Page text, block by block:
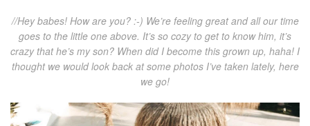
//Hey babes! How are you? :-) We’re feeling great and all our time
goes to the little one above. It’s so cozy to get to know him, it’s
crazy that he’s my son? When did I become this grown up, haha! I
thought we would look back at some photos I’ve taken lately, here
we go!